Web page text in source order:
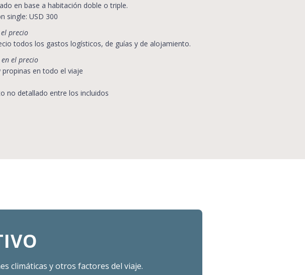
en base a habitación doble o triple.
single: USD 300
precio
todos los gastos logísticos, de guías y de alojamiento.
el precio
en todo el viaje
no detallado entre los incluidos
climáticas y otros factores del viaje.